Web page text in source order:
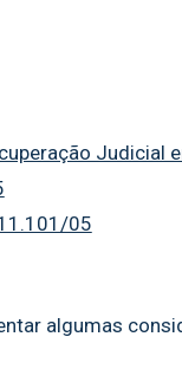
Judicial
11.101/05
algumas